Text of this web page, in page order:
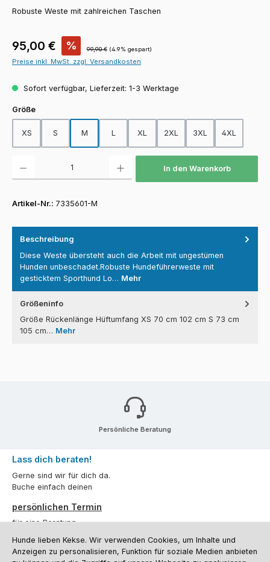
Robuste Weste mit zahlreichen Taschen
Verkaufspreis:
95,00 € % Regulärer Preis:
99,90 € (4.9% gespart)
Preise inkl. MwSt. zzgl. Versandkosten
Sofort verfügbar, Lieferzeit: 1-3 Werktage
Größeauswählen
XS S M L XL 2XL 3XL 4XL
In den Warenkorb
Artikel-Nr.: 7335601-M
Beschreibung
Diese Weste übersteht auch die Arbeit mit ungestümen
Hunden unbeschadet.Robuste Hundeführerweste mit
gesticktem Sporthund Lo… Mehr
Größeninfo
Größe Rückenlänge Hüftumfang XS 70 cm 102 cm S 73 cm
105 cm… Mehr
Persönliche Beratung
Lass dich beraten!
Gerne sind wir für dich da.
Buche einfach deinen
persönlichen Termin
für eine Beratung.
Oder über unserKontaktformular.
Hunde lieben Kekse. Wir verwenden Cookies, um Inhalte und
Anzeigen zu personalisieren, Funktion für soziale Medien anbieten